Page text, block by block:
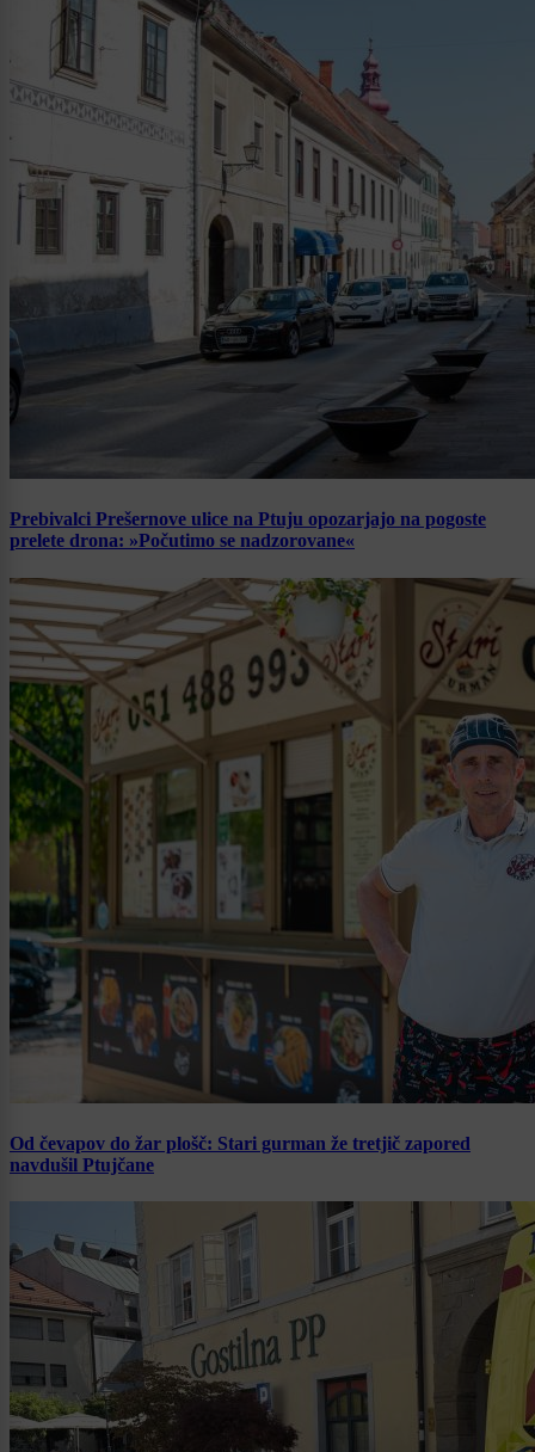
Prebivalci Prešernove ulice na Ptuju opozarjajo na pogoste
prelete drona: »Počutimo se nadzorovane«
Od čevapov do žar plošč: Stari gurman že tretjič zapored
navdušil Ptujčane